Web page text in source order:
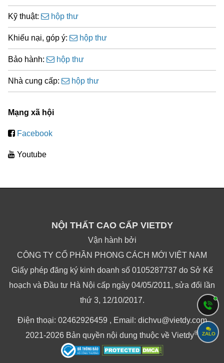
Kỹ thuật: hộp thư
Khiếu nại, góp ý: hộp thư
Bảo hành: hộp thư
Nhà cung cấp: hộp thư
Mạng xã hội
Facebook
Youtube
NỘI THẤT CAO CẤP VIETDY
Vận hành bởi
CÔNG TY CỔ PHẦN PHONG CÁCH MỚI VIỆT NAM
Giấy phép đăng ký kinh doanh số 0105287737 do Sở Kế
hoạch và Đầu tư Hà Nội cấp ngày 04/05/2011, sửa đổi lần
thứ 3, 12/10/2017.
Điện thoại: 02462926459 , Email: dichvu@vietdy.com
2021-2026 Bản quyền nội dung thuộc về Vietdy® ZALO